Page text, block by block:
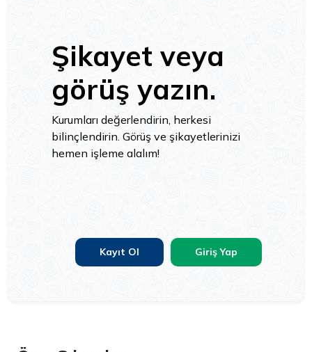
Şikayet veya
görüş yazın.
Kurumları değerlendirin, herkesi
bilinçlendirin. Görüş ve şikayetlerinizi
hemen işleme alalım!
Kayıt Ol Giriş Yap